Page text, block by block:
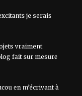
je serais
vraiment
fait sur mesure
en m’écrivant à